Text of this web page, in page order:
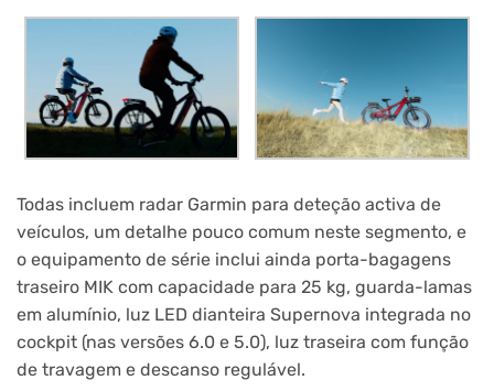
Todas incluem radar Garmin para deteção activa de
veículos, um detalhe pouco comum neste segmento, e
o equipamento de série inclui ainda porta-bagagens
traseiro MIK com capacidade para 25 kg, guarda-lamas
em alumínio, luz LED dianteira Supernova integrada no
cockpit (nas versões 6.0 e 5.0), luz traseira com função
de travagem e descanso regulável.